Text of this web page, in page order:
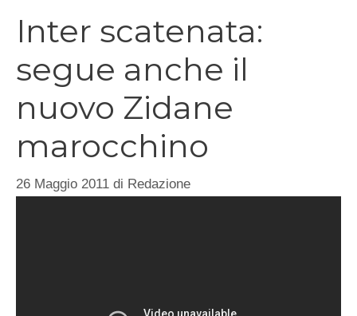
Inter scatenata:
segue anche il
nuovo Zidane
marocchino
26 Maggio 2011 di Redazione